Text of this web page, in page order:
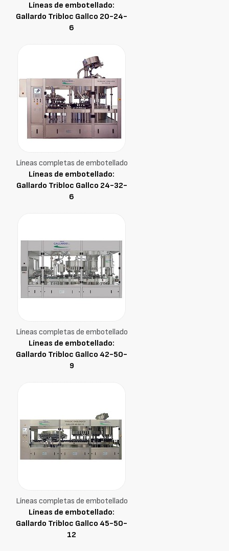
Líneas de embotellado:
Gallardo Tribloc Gallco 20-24-
6
Líneas completas de embotellado
Líneas de embotellado:
Gallardo Tribloc Gallco 24-32-
6
Líneas completas de embotellado
Líneas de embotellado:
Gallardo Tribloc Gallco 42-50-
9
Líneas completas de embotellado
Líneas de embotellado:
Gallardo Tribloc Gallco 45-50-
12